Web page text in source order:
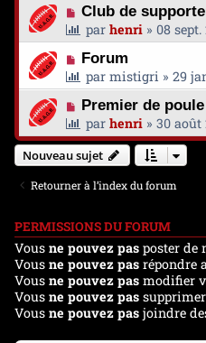
Club de
par henri » 08 sept.
Forum
par mistigri » 29
Premier de
par henri » 30 août
Nouveau sujet
Retourner à l’index du forum
PERMISSIONS DU FORUM
Vous ne pouvez pas poster de
Vous ne pouvez pas répondre
Vous ne pouvez pas modifier
Vous ne pouvez pas
Vous ne pouvez pas joindre